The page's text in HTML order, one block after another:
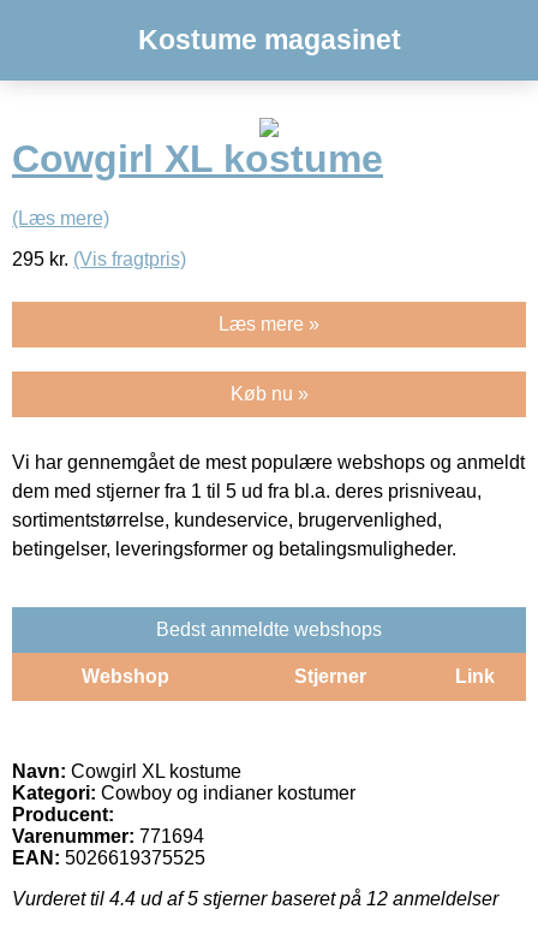
Kostume magasinet
Cowgirl XL kostume
(Læs mere)
295 kr. (Vis fragtpris)
Læs mere »
Køb nu »
Vi har gennemgået de mest populære webshops og anmeldt
dem med stjerner fra 1 til 5 ud fra bl.a. deres prisniveau,
sortimentstørrelse, kundeservice, brugervenlighed,
betingelser, leveringsformer og betalingsmuligheder.
Bedst anmeldte webshops
Webshop Stjerner Link
Navn: Cowgirl XL kostume
Kategori: Cowboy og indianer kostumer
Producent:
Varenummer: 771694
EAN: 5026619375525
Vurderet til 4.4 ud af 5 stjerner baseret på 12 anmeldelser